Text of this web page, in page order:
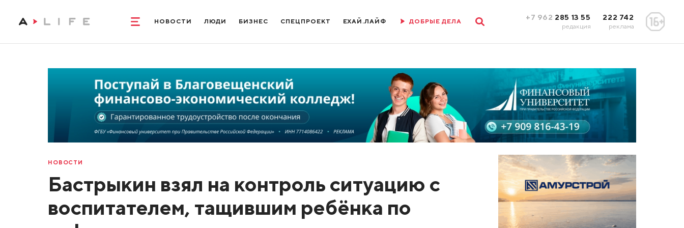
НОВОСТИ ЛЮДИ БИЗНЕС СПЕЦПРОЕКТ ЕХАЙ.ЛАЙФ ДОБРЫЕ ДЕЛА +7 962 285 13 55
редакция
222 742
реклама
НОВОСТИ
Бастрыкин взял на контроль ситуацию с
воспитателем, тащившим ребёнка по